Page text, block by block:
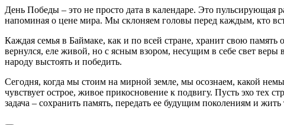
День Победы – это не просто дата в календаре. Это пульсирующая
напоминая о цене мира. Мы склоняем головы перед каждым, кто
Каждая семья в Баймаке, как и по всей стране, хранит свою
вернулся, еле живой, но с ясным взором, несущим в себе свет
народу выстоять и победить.
Сегодня, когда мы стоим на мирной земле, мы осознаем, какой
чувствует острое, живое прикосновение к подвигу. Пусть эхо
задача – сохранить память, передать ее будущим поколениям и